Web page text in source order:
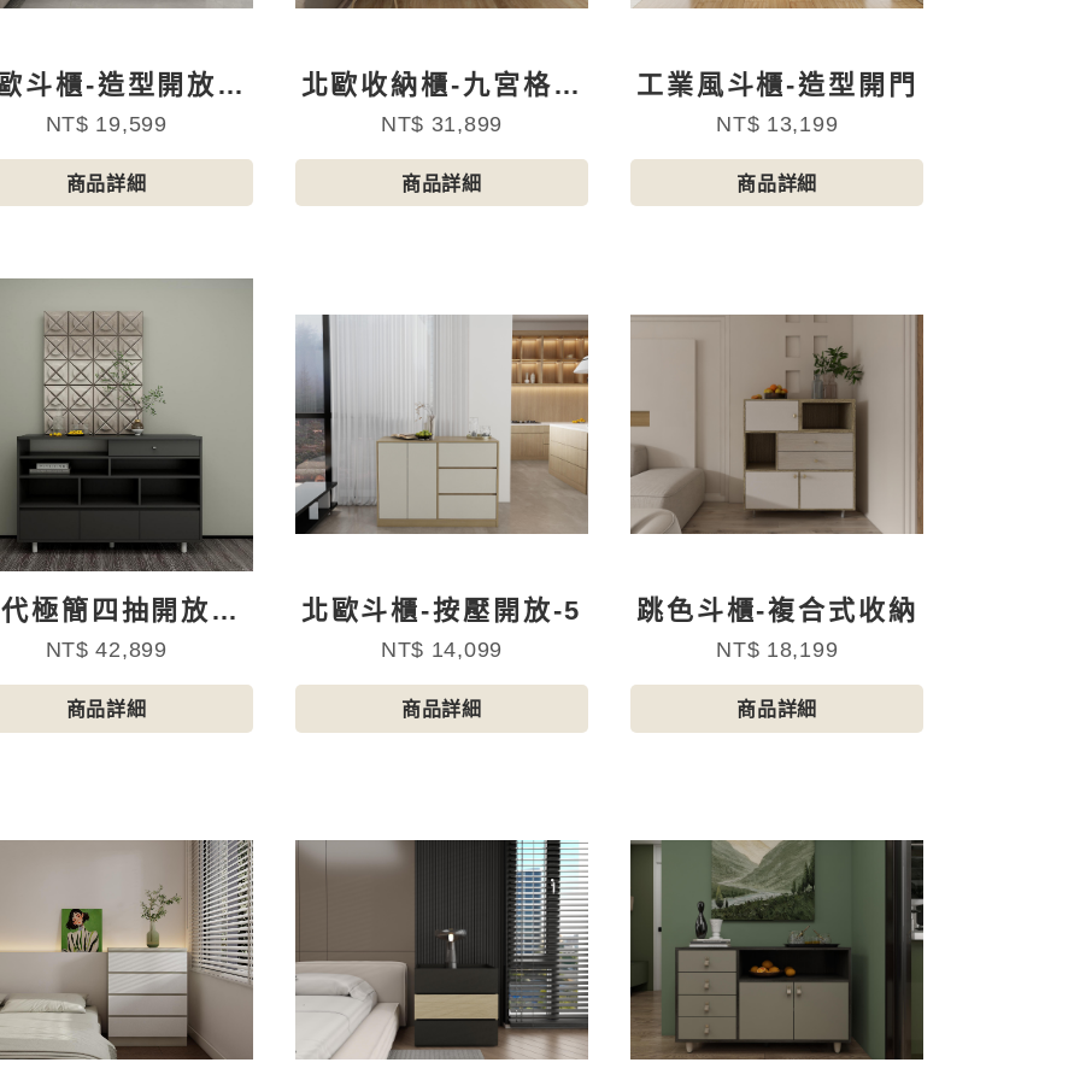
斗櫃-造型開放雙
抽四門
NT$ 19,599
商品詳細
北歐收納櫃-九宮格跳
色抽屜
NT$ 31,899
商品詳細
工業風斗櫃-造型開門
NT$ 13,199
商品詳細
極簡四抽開放格
多功能鬥櫃
NT$ 42,899
商品詳細
北歐斗櫃-按壓開放-5
NT$ 14,099
商品詳細
跳色斗櫃-複合式收納
NT$ 18,199
商品詳細